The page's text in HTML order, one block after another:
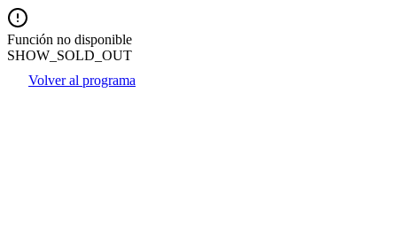
Función no disponible
SHOW_SOLD_OUT
Volver al programa